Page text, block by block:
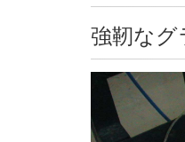
強靭なグ